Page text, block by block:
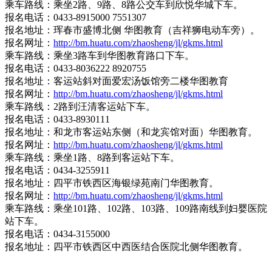
乘车路线：乘坐2路、9路、8路公交车到欣悦华城下车。
报名电话：0433-8915000 7551307
报名地址：珲春市盛博北侧 华图教育（吉祥狮电动车旁）。
报名网址： http://bm.huatu.com/zhaosheng/jl/gkms.html
乘车路线：乘坐3路车到华图教育路口下车。
报名电话：0433-8036222 8920755
报名地址：客运站斜对面爱宏汤饭馆旁二楼华图教育
报名网址： http://bm.huatu.com/zhaosheng/jl/gkms.html
乘车路线：2路到汪清客运站下车。
报名电话：0433-8930111
报名地址：和龙市客运站东侧（和龙宾馆对面）华图教育。
报名网址： http://bm.huatu.com/zhaosheng/jl/gkms.html
乘车路线：乘坐1路、8路到客运站下车。
报名电话：0434-3255911
报名地址：四平市铁西区海银绿苑南门华图教育。
报名网址： http://bm.huatu.com/zhaosheng/jl/gkms.html
乘车路线：乘坐101路、102路、103路、109路南线到妇婴医院
站下车。
报名电话：0434-3155000
报名地址：四平市铁西区中西医结合医院北侧华图教育。